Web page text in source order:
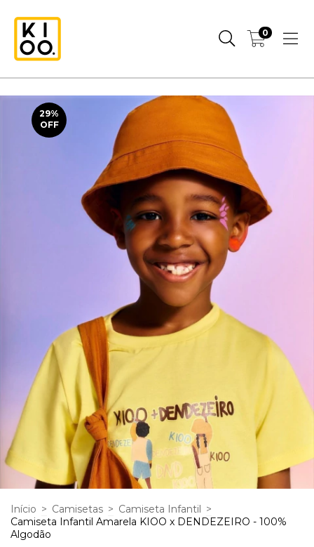
0
29%
OFF
Início > Camisetas > Camiseta Infantil >
Camiseta Infantil Amarela KIOO x DENDEZEIRO - 100%
Algodão